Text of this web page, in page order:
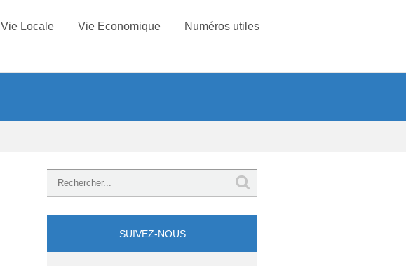
Vie Locale Vie Economique Numéros utiles
SUIVEZ-NOUS